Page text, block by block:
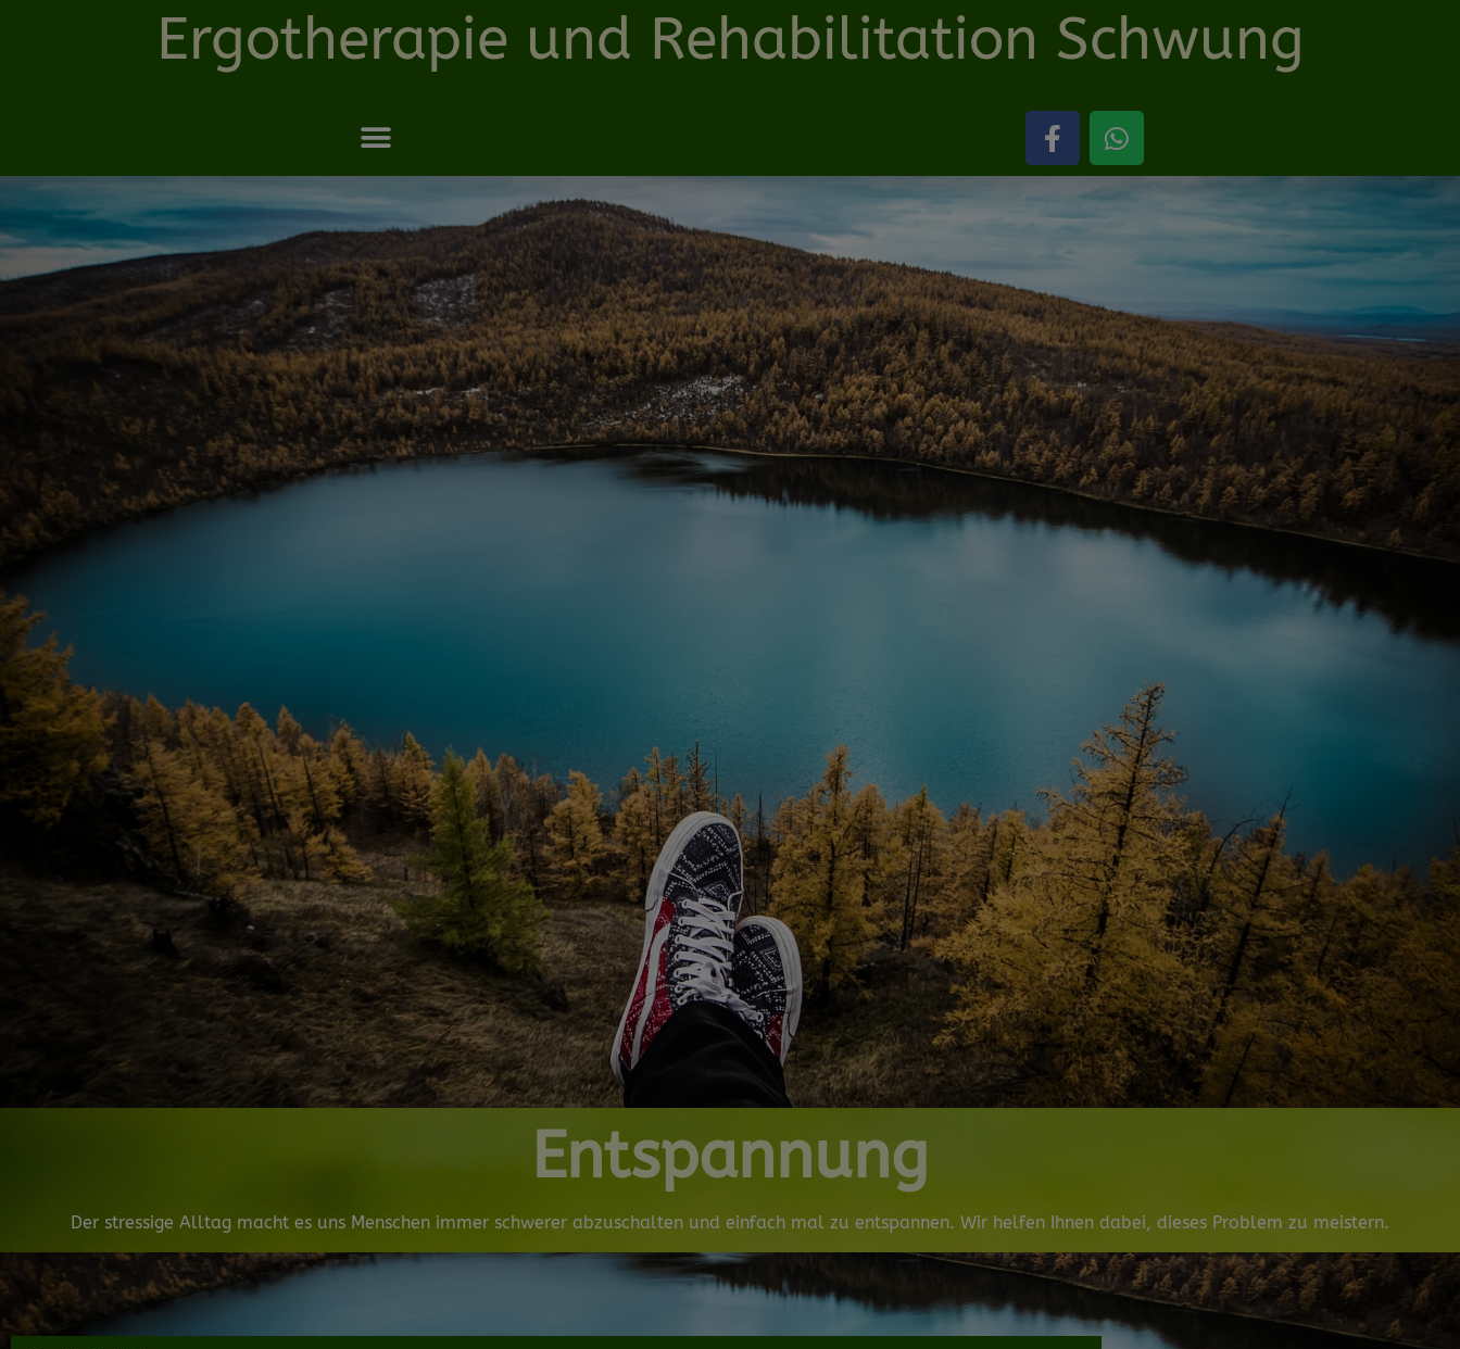
Ergotherapie und Rehabilitation Schwung
Entspannung
Der stressige Alltag macht es uns Menschen immer schwerer abzuschalten und einfach mal zu entspannen. Wir helfen Ihnen dabei, dieses Problem zu meistern.